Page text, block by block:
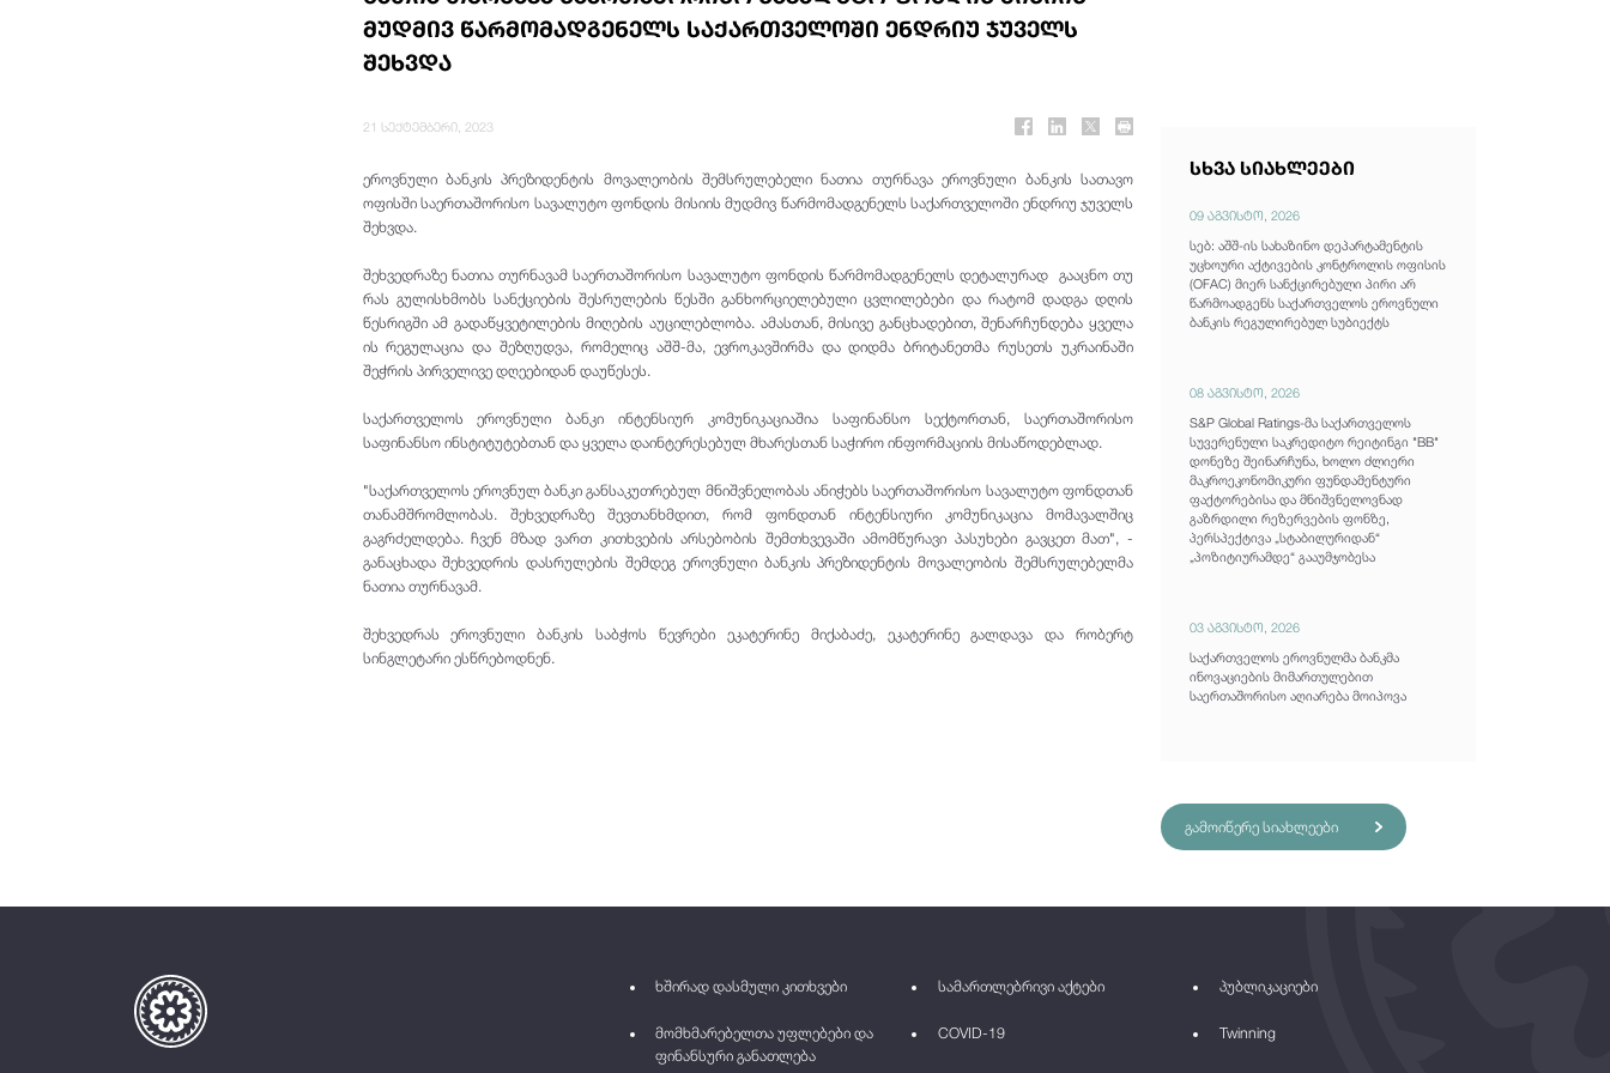
მუდმივ წარმომადგენელს საქართველოში ენდრიუ ჯუველს
შეხვდა
21 სექტემბერი, 2023
ეროვნული ბანკის პრეზიდენტის მოვალეობის შემსრულებელი ნათია თურნავა ეროვნული ბანკის სათავო
ოფისში საერთაშორისო სავალუტო ფონდის მისიის მუდმივ წარმომადგენელს საქართველოში ენდრიუ ჯუველს
შეხვდა.
შეხვედრაზე ნათია თურნავამ საერთაშორისო სავალუტო ფონდის წარმომადგენელს დეტალურად გააცნო თუ
რას გულისხმობს სანქციების შესრულების წესში განხორციელებული ცვლილებები და რატომ დადგა დღის
წესრიგში ამ გადაწყვეტილების მიღების აუცილებლობა. ამასთან, მისივე განცხადებით, შენარჩუნდება ყველა
ის რეგულაცია და შეზღუდვა, რომელიც აშშ-მა, ევროკავშირმა და დიდმა ბრიტანეთმა რუსეთს უკრაინაში
შეჭრის პირველივე დღეებიდან დაუწესეს.
საქართველოს ეროვნული ბანკი ინტენსიურ კომუნიკაციაშია საფინანსო სექტორთან, საერთაშორისო
საფინანსო ინსტიტუტებთან და ყველა დაინტერესებულ მხარესთან საჭირო ინფორმაციის მისაწოდებლად.
"საქართველოს ეროვნულ ბანკი განსაკუთრებულ მნიშვნელობას ანიჭებს საერთაშორისო სავალუტო ფონდთან
თანამშრომლობას. შეხვედრაზე შევთანხმდით, რომ ფონდთან ინტენსიური კომუნიკაცია მომავალშიც
გაგრძელდება. ჩვენ მზად ვართ კითხვების არსებობის შემთხვევაში ამომწურავი პასუხები გავცეთ მათ", -
განაცხადა შეხვედრის დასრულების შემდეგ ეროვნული ბანკის პრეზიდენტის მოვალეობის შემსრულებელმა
ნათია თურნავამ.
შეხვედრას ეროვნული ბანკის საბჭოს წევრები ეკატერინე მიქაბაძე, ეკატერინე გალდავა და რობერტ
სინგლეტარი ესწრებოდნენ.
სხვა სიახლეები
09 აგვისტო, 2026
სებ: აშშ-ის სახაზინო დეპარტამენტის
უცხოური აქტივების კონტროლის ოფისის
(OFAC) მიერ სანქცირებული პირი არ
წარმოადგენს საქართველოს ეროვნული
ბანკის რეგულირებულ სუბიექტს
08 აგვისტო, 2026
S&P Global Ratings-მა საქართველოს
სუვერენული საკრედიტო რეიტინგი "BB"
დონეზე შეინარჩუნა, ხოლო ძლიერი
მაკროეკონომიკური ფუნდამენტური
ფაქტორებისა და მნიშვნელოვნად
გაზრდილი რეზერვების ფონზე,
პერსპექტივა „სტაბილურიდან“
„პოზიტიურამდე“ გააუმჯობესა
03 აგვისტო, 2026
საქართველოს ეროვნულმა ბანკმა
ინოვაციების მიმართულებით
საერთაშორისო აღიარება მოიპოვა
გამოიწერე სიახლეები
ხშირად დასმული კითხვები სამართლებრივი აქტები პუბლიკაციები
მომხმარებელთა უფლებები და
ფინანსური განათლება
COVID-19 Twinning